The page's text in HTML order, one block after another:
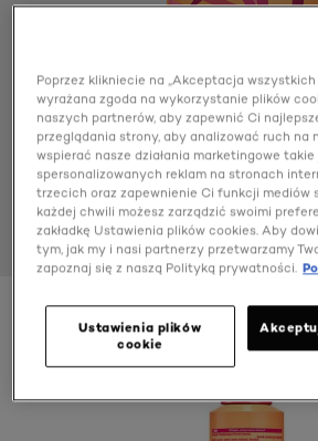
Poprzez klikniecie na „Akceptacja
wyrażana zgoda na wykorzystanie plików
naszych partnerów, aby zapewnić Ci
przeglądania strony, aby analizować ruch na
wspierać nasze działania marketingowe
spersonalizowanych reklam na stronach
trzecich oraz zapewnienie Ci funkcji mediów
każdej chwili możesz zarządzić swoimi
zakładkę Ustawienia plików cookies. Aby
tym, jak my i nasi partnerzy przetwarzamy
zapoznaj się z naszą Polityką prywatności.
Ustawienia plików
cookie